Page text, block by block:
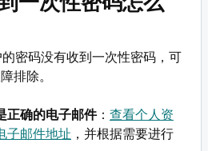
密码没有收到一次性密码，可
排除。
正确的电子邮件： 查看个人资
子邮件地址 ，并根据需要进行